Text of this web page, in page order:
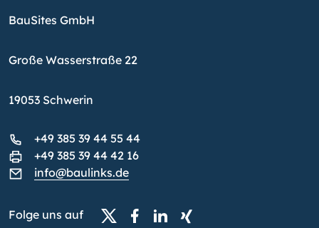
BauSites GmbH
Große Wasserstraße 22
19053 Schwerin
+49 385 39 44 55 44
+49 385 39 44 42 16
info@baulinks.de
Folge uns auf